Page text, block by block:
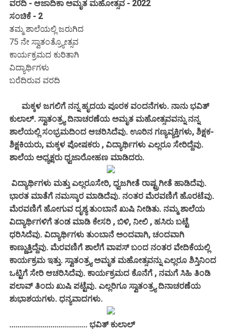
ವರದಿ - ಆಜಾದಿಕಾ ಅಮೃತ ಮಹೋತ್ಸವ - 2022
ಸಂಚಿಕೆ - 2
ತಮ್ಮ ಶಾಲೆಯಲ್ಲಿ ಜರುಗಿದ
75 ನೇ ಸ್ವಾತಂತ್ರ್ಯೋತ್ಸವ
ಕಾರ್ಯಕ್ರಮದ ಕುರಿತಾಗಿ
ವಿದ್ಯಾರ್ಥಿಗಳು
ಬರೆದಿರುವ ವರದಿ
ಮಕ್ಕಳ ಜಗಲಿಗೆ ನನ್ನ ಹೃದಯ ಪೂರಕ ವಂದನೆಗಳು. ನಾನು ಭವಿತ್
ಕುಲಾಲ್. ಸ್ವಾತಂತ್ರ್ಯ ದಿನಾಚರಣೆಯ ಅಮೃತ ಮಹೋತ್ಸವವನ್ನು ನನ್ನ
ಶಾಲೆಯಲ್ಲಿ ಸಂಭ್ರಮದಿಂದ ಆಚರಿಸಿದೆವು. ಊರಿನ ಗಣ್ಯವ್ಯಕ್ತಿಗಳು, ಶಿಕ್ಷಕ-
ಶಿಕ್ಷಕಿಯರು, ಮಕ್ಕಳ ಪೋಷಕರು , ವಿದ್ಯಾರ್ಥಿಗಳು ಎಲ್ಲರೂ ಸೇರಿದ್ದೆವು.
ಶಾಲೆಯ ಅಧ್ಯಕ್ಷರು ಧ್ವಜಾರೋಹಣ ಮಾಡಿದರು.
ವಿದ್ಯಾರ್ಥಿಗಳು ಮತ್ತು ಎಲ್ಲರೂಸೇರಿ, ಧ್ವಜಗೀತೆ ರಾಷ್ಟ್ರಗೀತೆ ಹಾಡಿದೆವು.
ಭಾರತ ಮಾತೆಗೆ ನಮಸ್ಕಾರ ಮಾಡಿದೆವು. ನಂತರ ಮೆರವಣಿಗೆ ಹೊರಟೆವು.
ಮೆರವಣಿಗೆ ಹೋಗುವ ದೃಶ್ಯ ತುಂಬಾನೆ ಖುಷಿ ನೀಡಿತು. ನಮ್ಮ ಶಾಲೆಯ
ವಿದ್ಯಾರ್ಥಿಗಳಿಗೆ ತಂಡ ಮಾಡಿ ಕೇಸರಿ , ಬಿಳಿ, ನೀಲಿ , ಹಸಿರು ಬಟ್ಟೆ
ಧರಿಸಿದೆವು. ವಿದ್ಯಾರ್ಥಿಗಳು ತುಂಬಾನೆ ಅಂದವಾಗಿ, ಚಂದವಾಗಿ
ಕಾಣ್ಣುತ್ತಿದ್ದೆವು. ಮೆರವಣಿಗೆ ಶಾಲೆಗೆ ವಾಪಸ್ ಬಂದ ನಂತರ ವೇದಿಕೆಯಲ್ಲಿ
ಕಾರ್ಯಕ್ರಮ ಇತ್ತು. ಸ್ವಾತಂತ್ರ್ಯ ಅಮೃತ ಮಹೋತ್ಸವನ್ನು ಎಲ್ಲರೂ ಶಿಸ್ತಿನಿಂದ
ಒಟ್ಟಿಗೆ ಸೇರಿ ಆಚರಿಸಿದೆವು. ಕಾರ್ಯಕ್ರಮದ ಕೊನೆಗೆ , ನಮಗೆ ಸಿಹಿ ತಿಂಡಿ
ಪಲಾವ್ ತಿಂದು ಖುಷಿ ಪಟ್ಟೆವು. ಎಲ್ಲರಿಗೂ ಸ್ವಾತಂತ್ರ್ಯ ದಿನಾಚರಣೆಯ
ಶುಭಾಶಯಗಳು. ಧನ್ಯವಾದಗಳು.
...................................... ಭವಿತ್ ಕುಲಾಲ್